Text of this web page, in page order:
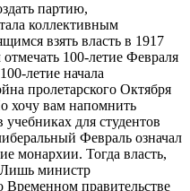
партию,
коллективным
взять власть в 1917
100-летие Февраля
летие начала
пролетарского Октября
хочу вам напомнить
для студентов
Февраль означал
монархии. Тогда власть,
Лишь министр
Временном правительстве